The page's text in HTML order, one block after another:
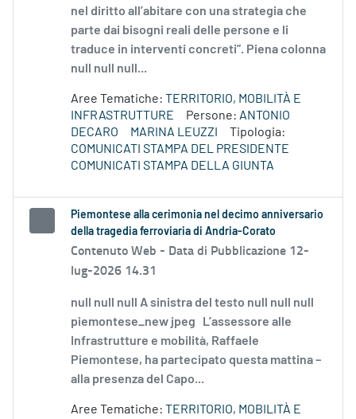
nel diritto all’abitare con una strategia che
parte dai bisogni reali delle persone e li
traduce in interventi concreti”. Piena colonna
null null null...
Aree Tematiche: TERRITORIO, MOBILITÀ E
INFRASTRUTTURE
Persone: ANTONIO
DECARO
MARINA LEUZZI
Tipologia:
COMUNICATI STAMPA DEL PRESIDENTE
COMUNICATI STAMPA DELLA GIUNTA
Piemontese alla cerimonia nel decimo anniversario
della tragedia ferroviaria di Andria-Corato
Contenuto Web - Data di Pubblicazione 12-
lug-2026 14.31
null null null A sinistra del testo null null null
piemontese_new jpeg L’assessore alle
Infrastrutture e mobilità, Raffaele
Piemontese, ha partecipato questa mattina –
alla presenza del Capo...
Aree Tematiche: TERRITORIO, MOBILITÀ E